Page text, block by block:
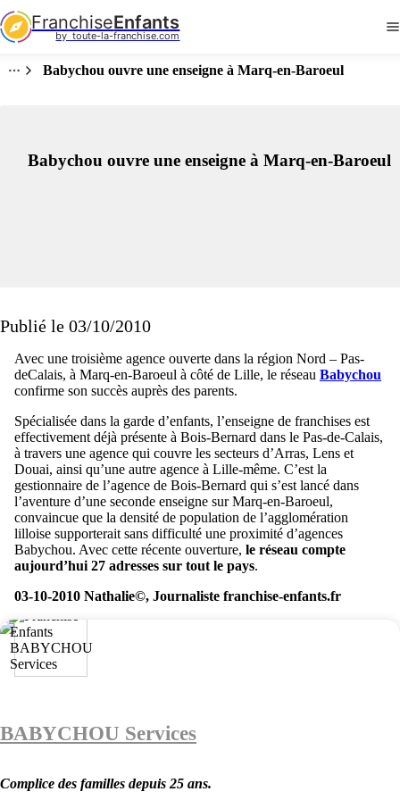
FranchiseEnfants
by  toute-la-franchise.com
Babychou ouvre une enseigne à Marq-en-Baroeul
Babychou ouvre une enseigne à Marq-en-Baroeul
Publié le 03/10/2010
Avec une troisième agence ouverte dans la région Nord – Pas-
deCalais, à Marq-en-Baroeul à côté de Lille, le réseau Babychou
confirme son succès auprès des parents.
Spécialisée dans la garde d’enfants, l’enseigne de franchises est
effectivement déjà présente à Bois-Bernard dans le Pas-de-Calais,
à travers une agence qui couvre les secteurs d’Arras, Lens et
Douai, ainsi qu’une autre agence à Lille-même. C’est la
gestionnaire de l’agence de Bois-Bernard qui s’est lancé dans
l’aventure d’une seconde enseigne sur Marq-en-Baroeul,
convaincue que la densité de population de l’agglomération
lilloise supporterait sans difficulté une proximité d’agences
Babychou. Avec cette récente ouverture, le réseau compte
aujourd’hui 27 adresses sur tout le pays.
03-10-2010 Nathalie©, Journaliste franchise-enfants.fr
BABYCHOU Services
Complice des familles depuis 25 ans.